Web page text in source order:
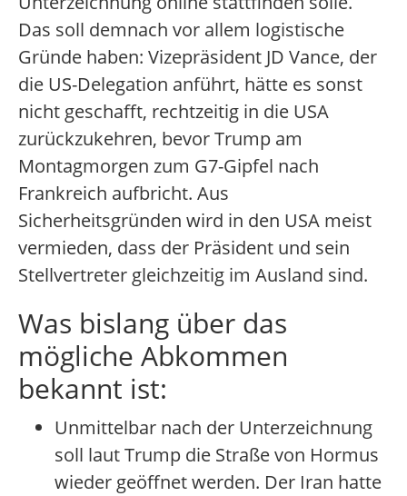
Das soll demnach vor allem logistische
Gründe haben: Vizepräsident JD Vance, der
die US-Delegation anführt, hätte es sonst
nicht geschafft, rechtzeitig in die USA
zurückzukehren, bevor Trump am
Montagmorgen zum G7-Gipfel nach
Frankreich aufbricht. Aus
Sicherheitsgründen wird in den USA meist
vermieden, dass der Präsident und sein
Stellvertreter gleichzeitig im Ausland sind.
Was bislang über das
mögliche Abkommen
bekannt ist:
Unmittelbar nach der Unterzeichnung
soll laut Trump die Straße von Hormus
wieder geöffnet werden. Der Iran hatte